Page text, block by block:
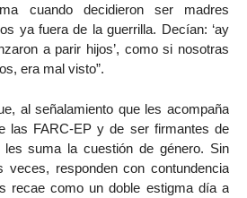
cuando decidieron ser madres
ya fuera de la guerrilla. Decían: ‘ay
a parir hijos’, como si nosotras
era mal visto”.
al señalamiento que les acompaña
las FARC-EP y de ser firmantes de
suma la cuestión de género. Sin
veces, responden con contundencia
recae como un doble estigma día a